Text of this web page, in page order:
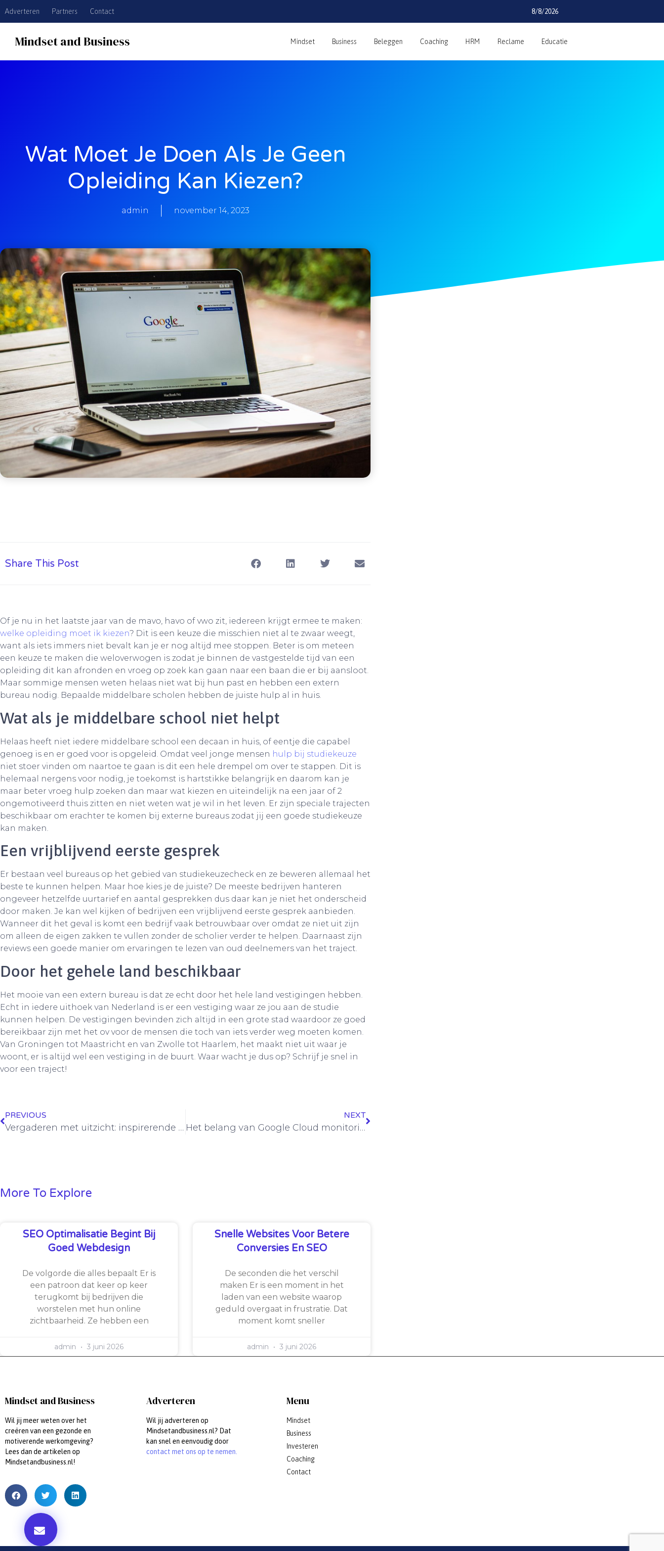
Adverteren Partners Contact 8/8/2026
Mindset and Business Mindset Business Beleggen Coaching HRM Reclame Educatie
Wat Moet Je Doen Als Je Geen
Opleiding Kan Kiezen?
admin november 14, 2023
Share This Post
Of je nu in het laatste jaar van de mavo, havo of vwo zit, iedereen krijgt ermee te maken:
welke opleiding moet ik kiezen? Dit is een keuze die misschien niet al te zwaar weegt,
want als iets immers niet bevalt kan je er nog altijd mee stoppen. Beter is om meteen
een keuze te maken die weloverwogen is zodat je binnen de vastgestelde tijd van een
opleiding dit kan afronden en vroeg op zoek kan gaan naar een baan die er bij aansloot.
Maar sommige mensen weten helaas niet wat bij hun past en hebben een extern
bureau nodig. Bepaalde middelbare scholen hebben de juiste hulp al in huis.
Wat als je middelbare school niet helpt
Helaas heeft niet iedere middelbare school een decaan in huis, of eentje die capabel
genoeg is en er goed voor is opgeleid. Omdat veel jonge mensen hulp bij studiekeuze
niet stoer vinden om naartoe te gaan is dit een hele drempel om over te stappen. Dit is
helemaal nergens voor nodig, je toekomst is hartstikke belangrijk en daarom kan je
maar beter vroeg hulp zoeken dan maar wat kiezen en uiteindelijk na een jaar of 2
ongemotiveerd thuis zitten en niet weten wat je wil in het leven. Er zijn speciale trajecten
beschikbaar om erachter te komen bij externe bureaus zodat jij een goede studiekeuze
kan maken.
Een vrijblijvend eerste gesprek
Er bestaan veel bureaus op het gebied van studiekeuzecheck en ze beweren allemaal het
beste te kunnen helpen. Maar hoe kies je de juiste? De meeste bedrijven hanteren
ongeveer hetzelfde uurtarief en aantal gesprekken dus daar kan je niet het onderscheid
door maken. Je kan wel kijken of bedrijven een vrijblijvend eerste gesprek aanbieden.
Wanneer dit het geval is komt een bedrijf vaak betrouwbaar over omdat ze niet uit zijn
om alleen de eigen zakken te vullen zonder de scholier verder te helpen. Daarnaast zijn
reviews een goede manier om ervaringen te lezen van oud deelnemers van het traject.
Door het gehele land beschikbaar
Het mooie van een extern bureau is dat ze echt door het hele land vestigingen hebben.
Echt in iedere uithoek van Nederland is er een vestiging waar ze jou aan de studie
kunnen helpen. De vestigingen bevinden zich altijd in een grote stad waardoor ze goed
bereikbaar zijn met het ov voor de mensen die toch van iets verder weg moeten komen.
Van Groningen tot Maastricht en van Zwolle tot Haarlem, het maakt niet uit waar je
woont, er is altijd wel een vestiging in de buurt. Waar wacht je dus op? Schrijf je snel in
voor een traject!
PREVIOUS
Vergaderen met uitzicht: inspirerende vergaderruimtes in Utrecht
NEXT
Het belang van Google Cloud monitoring
More To Explore
SEO Optimalisatie Begint Bij
Goed Webdesign
De volgorde die alles bepaalt Er is
een patroon dat keer op keer
terugkomt bij bedrijven die
worstelen met hun online
zichtbaarheid. Ze hebben een
admin 3 juni 2026
Snelle Websites Voor Betere
Conversies En SEO
De seconden die het verschil
maken Er is een moment in het
laden van een website waarop
geduld overgaat in frustratie. Dat
moment komt sneller
admin 3 juni 2026
Mindset and Business
Wil jij meer weten over het
creëren van een gezonde en
motiverende werkomgeving?
Lees dan de artikelen op
Mindsetandbusiness.nl!
Adverteren
Wil jij adverteren op
Mindsetandbusiness.nl? Dat
kan snel en eenvoudig door
contact met ons op te nemen.
Menu
Mindset
Business
Investeren
Coaching
Contact